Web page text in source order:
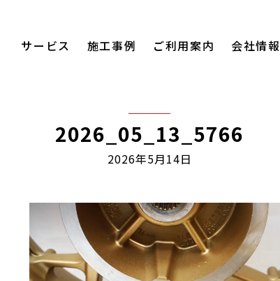
サービス 施工事例 ご利用案内 会社情報
2026_05_13_5766
2026年5月14日